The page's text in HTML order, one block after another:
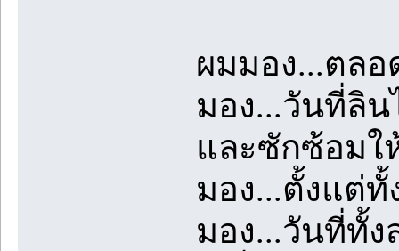
ผมมอง...ตลอ
มอง...วันที่ลิ
และซักซ้อมใ
มอง...ตั้งแต่
มอง...วันที่ทั้ง